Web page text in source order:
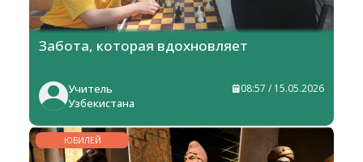
Забота, которая вдохновляет
Учитель
Узбекистана
08:57 / 15.05.2026
ЮБИЛЕЙ